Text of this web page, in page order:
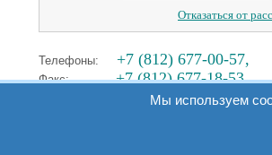
Мы используем
Отказаться от
Телефоны: +7 (812) 677-00-57,
Факс:+7 (812) 677-18-53